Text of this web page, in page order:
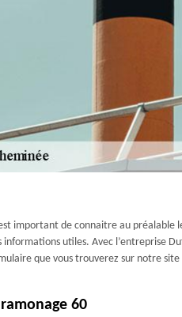
important de connaitre au préalable
utiles. Avec l’entreprise
que vous trouverez sur notre
60